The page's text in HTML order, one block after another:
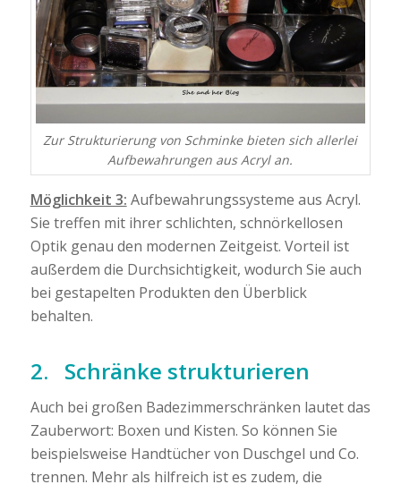
Zur Strukturierung von Schminke bieten sich allerlei
Aufbewahrungen aus Acryl an.
Möglichkeit 3: Aufbewahrungssysteme aus Acryl.
Sie treffen mit ihrer schlichten, schnörkellosen
Optik genau den modernen Zeitgeist. Vorteil ist
außerdem die Durchsichtigkeit, wodurch Sie auch
bei gestapelten Produkten den Überblick
behalten.
2. Schränke strukturieren
Auch bei großen Badezimmerschränken lautet das
Zauberwort: Boxen und Kisten. So können Sie
beispielsweise Handtücher von Duschgel und Co.
trennen. Mehr als hilfreich ist es zudem, die